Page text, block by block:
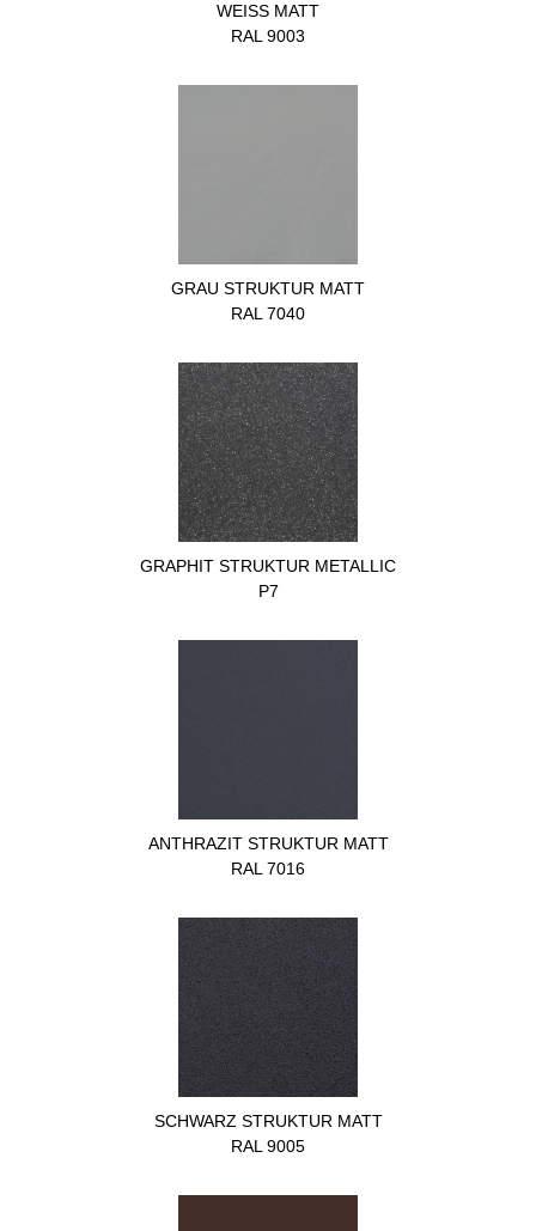
WEISS MATT
RAL 9003
GRAU STRUKTUR MATT
RAL 7040
GRAPHIT STRUKTUR METALLIC
P7
ANTHRAZIT STRUKTUR MATT
RAL 7016
SCHWARZ STRUKTUR MATT
RAL 9005